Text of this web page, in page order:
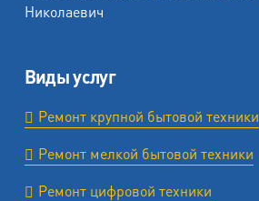
Николаевич
Виды услуг
Ремонт крупной бытовой техники
Ремонт мелкой бытовой техники
Ремонт цифровой техники